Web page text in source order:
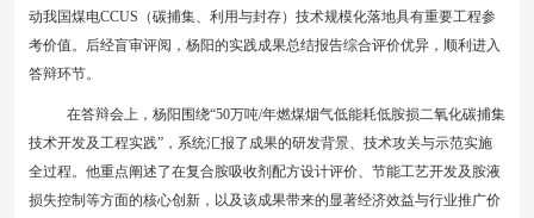
动我国煤电CCUS （碳捕集、利用与封存）技术规模化落地具有重要工程参
考价值。后经盲审评阅，杨阳的实践成果总结报告综合评价优异，顺利进入
答辩环节。
在答辩会上，杨阳围绕“50万吨/年燃煤烟气低能耗低胺损二氧化碳捕集
技术开发及工程实践”，系统汇报了成果的研发背景、技术攻关与示范实施
全过程。他重点阐述了在复合胺吸收剂配方设计评价、节能工艺开发及胺液
损失控制等方面的核心创新，以及该成果带来的显著经济效益与行业推广价